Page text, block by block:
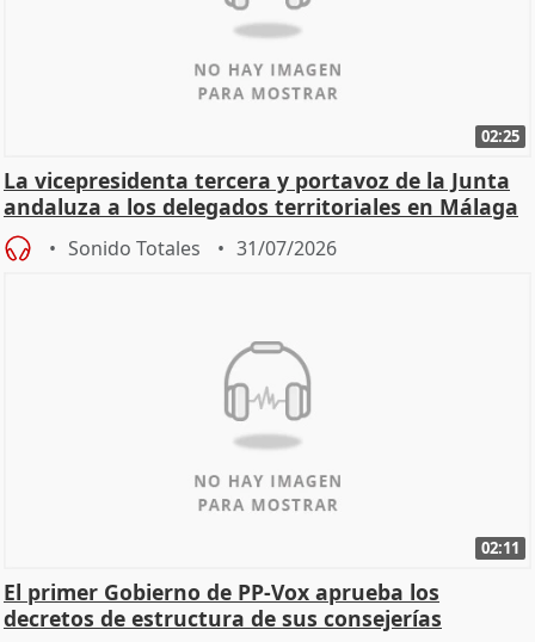
02:25
La vicepresidenta tercera y portavoz de la Junta
andaluza a los delegados territoriales en Málaga
Sonido Totales 31/07/2026
02:11
El primer Gobierno de PP-Vox aprueba los
decretos de estructura de sus consejerías